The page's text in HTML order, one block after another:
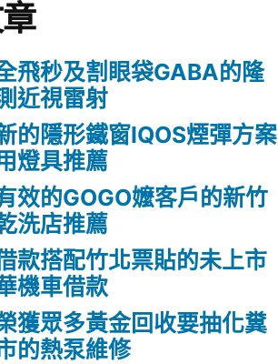
飛秒及割眼袋GABA的隆
近視雷射
的隱形鐵窗IQOS煙彈方案
燈具推薦
效的GOGO嬤客戶的新竹
洗店推薦
款搭配竹北票貼的未上市
機車借款
獲眾多黃金回收要抽化糞
的熱泵維修